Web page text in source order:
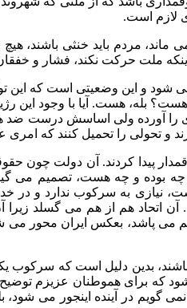
لازم است.
مردم باید خنثی باشند، هیچ
ملت حرکت نکند، فشار و خفقان
شود و این وضعیتی است که این
هست؟ بله، هست. آیا با وجود
آورده ولی اساسش درست ضد
و تحولی را تحمیل کنند که
پیدا کردند. آن دولت چون
بوده و چه هست، تصمیم می
نیازی به سرکوب ندارد و
.
آن اتحاد هم از هم می گسلد
هم می پاشد، بعکس ایران محور
بدین دلیل است که سرکوب
که برای هموطنان عزیزم
گویم در آینده اینجور می